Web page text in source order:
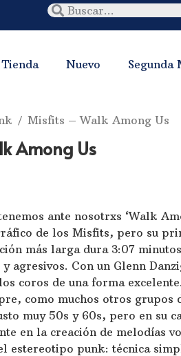
Tienda Nuevo Segunda
/ Misfits – Walk Among Us
Among Us
ante nosotrxs ‘Walk
de los Misfits, pero su
más larga dura 3:07
agresivos. Con un Glenn
coros de una forma
como muchos otros
muy 50s y 60s, pero en su
en la creación de melodías
estereotipo punk: técnica